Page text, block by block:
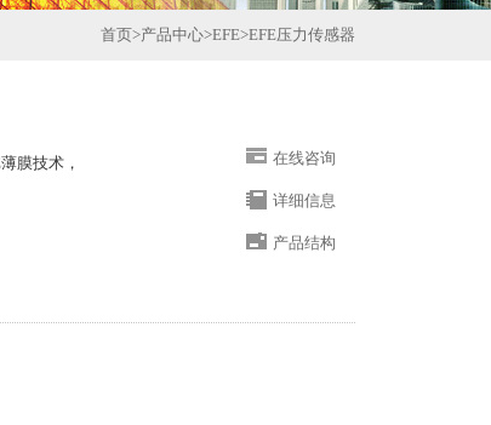
首页>产品中心>EFE>EFE压力传感器
膜技术，
在线咨询
详细信息
产品结构